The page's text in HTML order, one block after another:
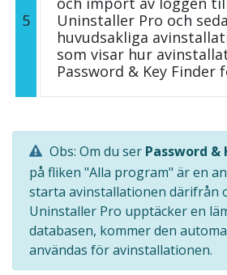
5
Uninstaller Pro och
huvudsakliga
som visar hur
Password & Key Finder
Obs: Om du ser Password &
på fliken "Alla program" är en
starta avinstallationen därifrån
Uninstaller Pro upptäcker en
databasen, kommer den
användas för avinstallationen.